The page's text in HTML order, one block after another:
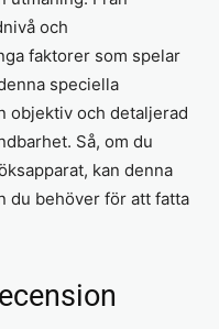
och
faktorer som spelar
speciella
objektiv och detaljerad
Så, om du
kan denna
du behöver för att fatta